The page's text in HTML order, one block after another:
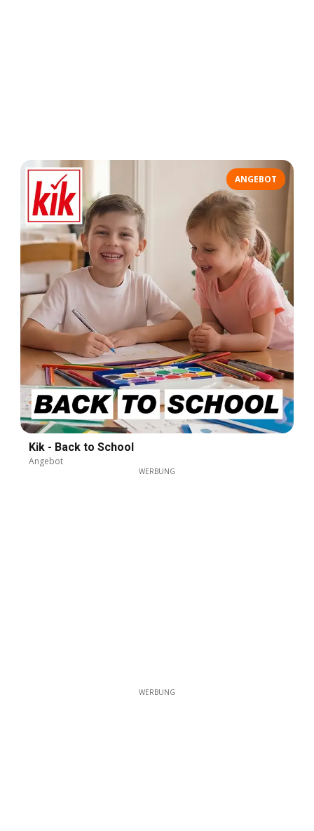
ANGEBOT
Kik - Back to School
Angebot
WERBUNG
WERBUNG